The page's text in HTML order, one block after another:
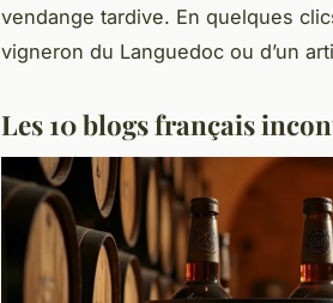
vendange tardive. En quelques
vigneron du Languedoc ou d’un
Les 10 blogs français